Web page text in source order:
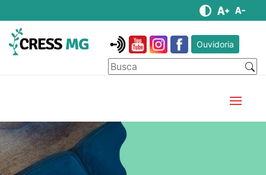
Ouvidoria